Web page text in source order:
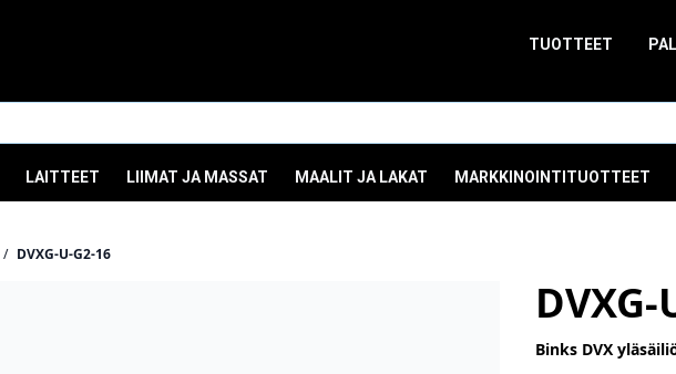
TUOTTEET
LAITTEET LIIMAT JA MASSAT MAALIT JA LAKAT MARKKINOINTITUOTTEET
/ DVXG-U-G2-16
DVXG-
Binks DVX